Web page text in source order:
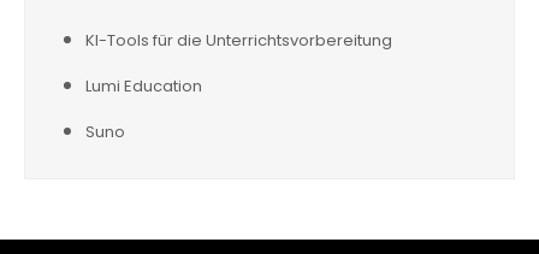
KI-Tools für die Unterrichtsvorbereitung
Lumi Education
Suno